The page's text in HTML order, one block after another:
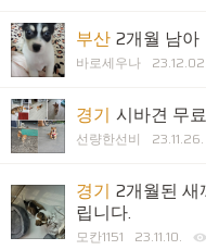
부산 2개월 남아
바로세우나 23.12.02.
경기 시바견 무
선량한선비 23.11.26.
경기 2개월된 새
립니다.
모칸1151 23.11.10.